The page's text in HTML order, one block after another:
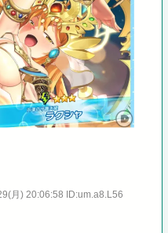
月) 20:06:58 ID:um.a8.L56